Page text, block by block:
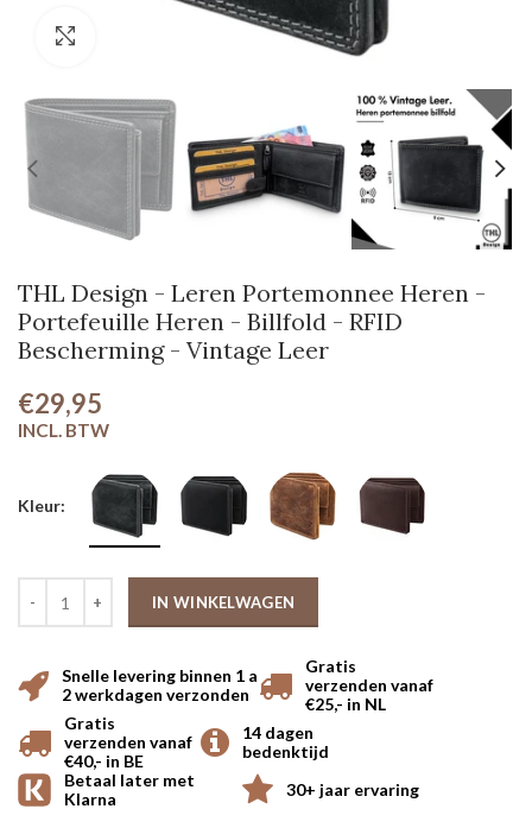
THL Design - Leren Portemonnee Heren -
Portefeuille Heren - Billfold - RFID
Bescherming - Vintage Leer
€29,95
Kleur:
IN WINKELWAGEN
Snelle levering binnen 1 a
2 werkdagen verzonden
Gratis
verzenden vanaf
€25,- in NL
Gratis
verzenden vanaf
€40,- in BE
14 dagen
bedenktijd
Betaal later met
Klarna
30+ jaar ervaring